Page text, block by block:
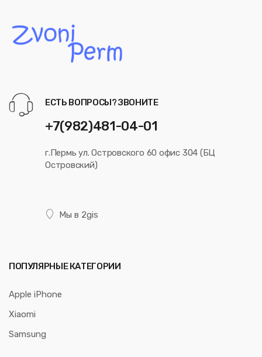
ЕСТЬ ВОПРОСЫ? ЗВОНИТЕ
+7(982)481-04-01
г.Пермь ул. Островского 60 офис 304 (БЦ
Островский)
Мы в 2gis
ПОПУЛЯРНЫЕ КАТЕГОРИИ
Apple iPhone
Xiaomi
Samsung